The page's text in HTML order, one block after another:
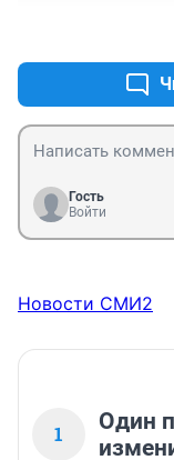
Гость
Войти
Новости СМИ2
1
Один